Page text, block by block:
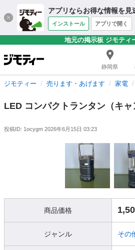
アプリならお得な情報を見
インストール アプリで開く
地元の掲示板 ジモティ
静岡県
ジモティー 売ります・あげます 家電
LED コンパクトランタン（キャ
投稿ID: 1ocygm 2026年6月15日 03:23
商品価格
ジャンル その